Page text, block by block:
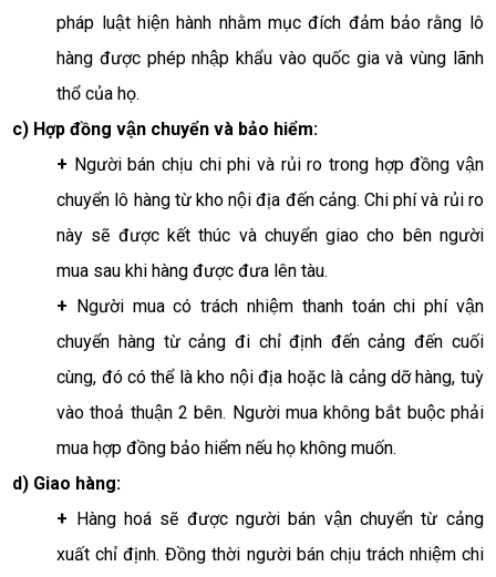
pháp luật hiện hành nhằm mục đích đảm bảo rằng lô
hàng được phép nhập khẩu vào quốc gia và vùng lãnh
thổ của họ.
c) Hợp đồng vận chuyển và bảo hiểm:
+ Người bán chịu chi phi và rủi ro trong hợp đồng vận
chuyển lô hàng từ kho nội địa đến cảng. Chi phí và rủi ro
này sẽ được kết thúc và chuyển giao cho bên người
mua sau khi hàng được đưa lên tàu.
+ Người mua có trách nhiệm thanh toán chi phí vận
chuyển hàng từ cảng đi chỉ định đến cảng đến cuối
cùng, đó có thể là kho nội địa hoặc là cảng dỡ hàng, tuỳ
vào thoả thuận 2 bên. Người mua không bắt buộc phải
mua hợp đồng bảo hiểm nếu họ không muốn.
d) Giao hàng:
+ Hàng hoá sẽ được người bán vận chuyển từ cảng
xuất chỉ định. Đồng thời người bán chịu trách nhiệm chi